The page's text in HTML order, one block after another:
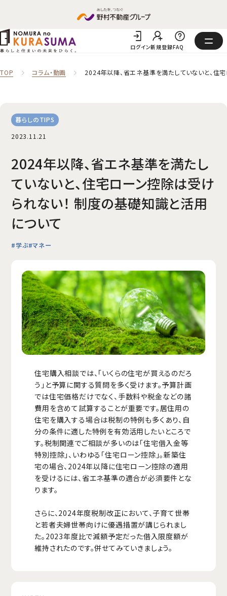
ログイン新規登録FAQ
TOP コラム‧動画 2024年以降、省エネ基準を満たしていないと、住
暮らしのTIPS
2023.11.21
2024年以降、省エネ基準を満たし
ていないと、住宅ローン控除は受け
られない！ 制度の基礎知識と活用
について
#学ぶ#マネー
住宅購入相談では、「いくらの住宅が買えるのだろ
う」と予算に関する質問を多く受けます。予算計画
では住宅価格だけでなく、手数料や税金などの諸
費用を含めて試算することが重要です。居住用の
住宅を購入する場合は税制の特例も多くあり、自
分の条件に適した特例を有効活用したいところで
す。税制関連でご相談が多いのは「住宅借入金等
特別控除」、いわゆる「住宅ローン控除」。新築住
宅の場合、2024年以降に住宅ローン控除の適用
を受けるには、省エネ基準の適合が必須要件とな
ります。
さらに、2024年度税制改正において、子育て世帯
と若者夫婦世帯向けに優遇措置が講じられまし
た。2023年度比で減額予定だった借入限度額が
維持されたのです。併せてみていきましょう。